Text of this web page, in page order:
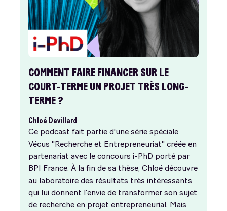
COMMENT FAIRE FINANCER SUR LE
COURT-TERME UN PROJET TRÈS LONG-
TERME ?
Chloé Devillard
Ce podcast fait partie d'une série spéciale
Vécus "Recherche et Entrepreneuriat" créée en
partenariat avec le concours i-PhD porté par
BPI France. À la fin de sa thèse, Chloé découvre
au laboratoire des résultats très intéressants
qui lui donnent l’envie de transformer son sujet
de recherche en projet entrepreneurial. Mais